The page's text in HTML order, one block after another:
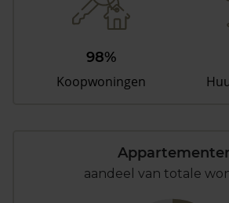
98%
Koopwoningen
aandeel van totale